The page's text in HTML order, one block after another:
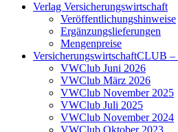
Verlag Versicherungswirtschaft
Veröffentlichungshinweise
Ergänzungslieferungen
Mengenpreise
VersicherungswirtschaftCLUB –
VWClub Juni 2026
VWClub März 2026
VWClub November 2025
VWClub Juli 2025
VWClub November 2024
VWClub Oktober 2023